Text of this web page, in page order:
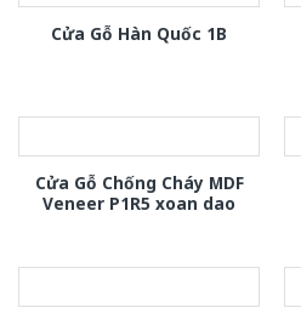
Cửa Gỗ Hàn Quốc 1B
Cửa Gỗ Chống Cháy MDF
Veneer P1R5 xoan dao